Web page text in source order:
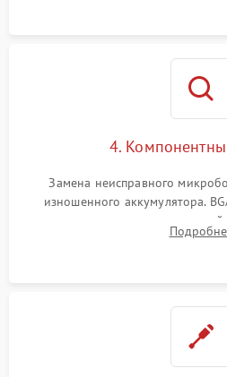
4.
Замена неисправного
изношенного аккумулятора.
контроллеров на материнской
разъемов и кнопок, замена